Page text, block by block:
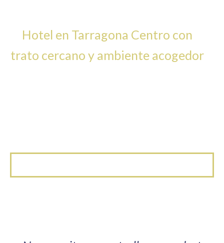
Hotel en Tarragona Centro con
trato cercano y ambiente acogedor